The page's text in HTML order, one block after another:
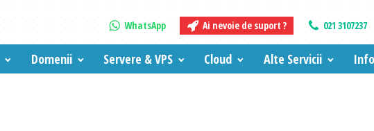
WhatsApp Ai nevoie de suport ? 021 3107237
Domenii Servere & VPS Cloud Alte Servicii